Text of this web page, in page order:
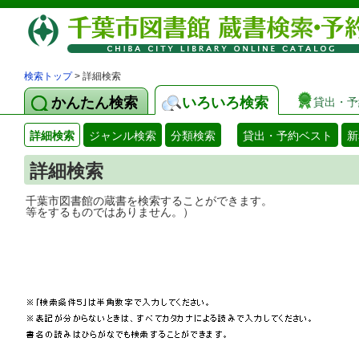
検索トップ> 詳細検索
かんたん検索 いろいろ検索 貸出・
詳細検索 ジャンル検索 分類検索 貸出・予約ベスト
詳細検索
千葉市図書館の蔵書を検索することがで
等をするものではありません。）